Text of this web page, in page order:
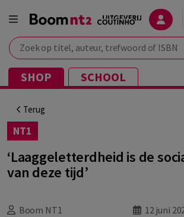
Zoek op titel, auteur, trefwoord of ISBN
SHOP SCHOOL
Terug
NT1
‘Laaggeletterdheid is de
van deze tijd’
Boom NT1
12 juni